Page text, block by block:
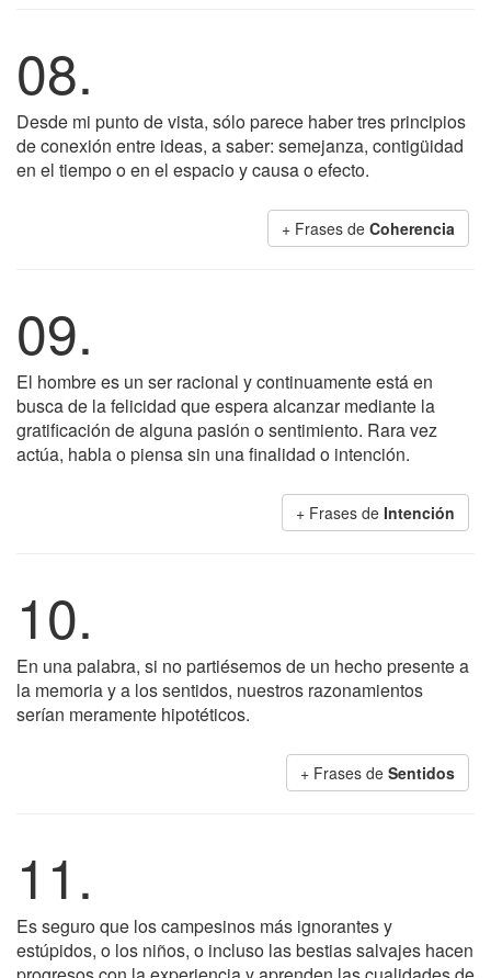
08.
Desde mi punto de vista, sólo parece haber tres principios
de conexión entre ideas, a saber: semejanza, contigüidad
en el tiempo o en el espacio y causa o efecto.
+ Frases de Coherencia
09.
El hombre es un ser racional y continuamente está en
busca de la felicidad que espera alcanzar mediante la
gratificación de alguna pasión o sentimiento. Rara vez
actúa, habla o piensa sin una finalidad o intención.
+ Frases de Intención
10.
En una palabra, si no partiésemos de un hecho presente a
la memoria y a los sentidos, nuestros razonamientos
serían meramente hipotéticos.
+ Frases de Sentidos
11.
Es seguro que los campesinos más ignorantes y
estúpidos, o los niños, o incluso las bestias salvajes hacen